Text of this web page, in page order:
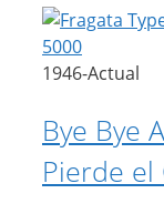
1946-Actual
Bye Bye
Pierde el